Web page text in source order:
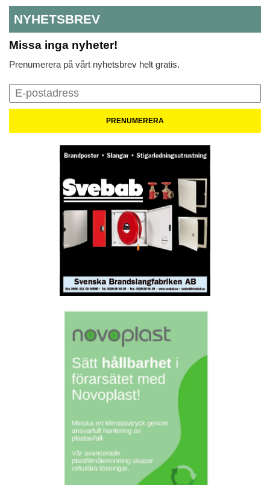
NYHETSBREV
Missa inga nyheter!
Prenumerera på vårt nyhetsbrev helt gratis.